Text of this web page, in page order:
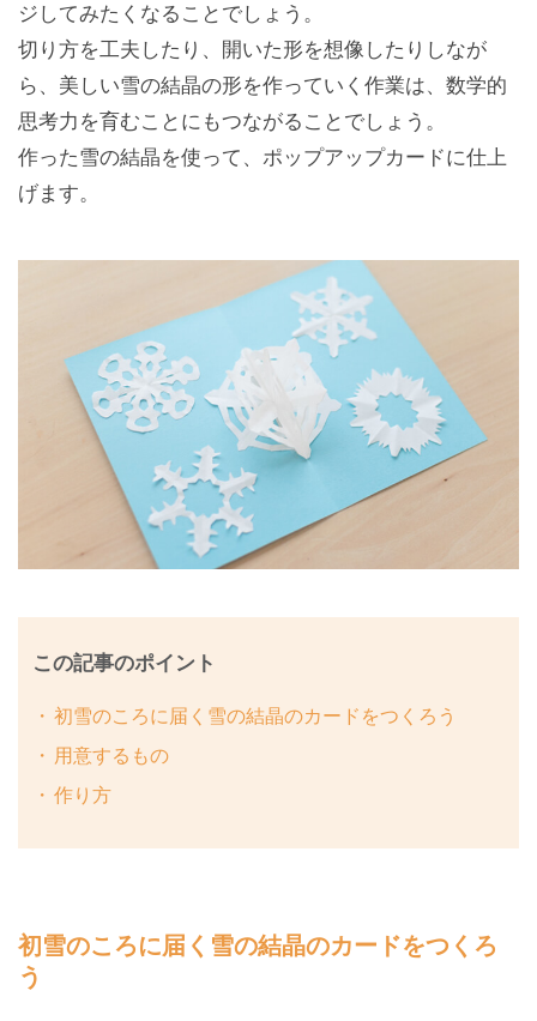
ジしてみたくなることでしょう。
切り方を工夫したり、開いた形を想像したりしなが
ら、美しい雪の結晶の形を作っていく作業は、数学的
思考力を育むことにもつながることでしょう。
作った雪の結晶を使って、ポップアップカードに仕上
げます。
この記事のポイント
初雪のころに届く雪の結晶のカードをつくろう
用意するもの
作り方
初雪のころに届く雪の結晶のカードをつくろ
う